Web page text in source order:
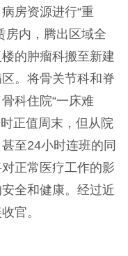
房资源进行“重
房内，腾出区域全
的肿瘤科搬至新建
。将骨关节科和脊
科住院“一床难
正值周末，但从院
至24小时连班的同
正常医疗工作的影
全和健康。经过近
官。